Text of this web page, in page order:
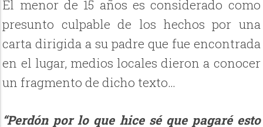
El menor de 15 años es considerado como
presunto culpable de los hechos por una
carta dirigida a su padre que fue encontrada
en el lugar, medios locales dieron a conocer
un fragmento de dicho texto…
“Perdón por lo que hice sé que pagaré esto